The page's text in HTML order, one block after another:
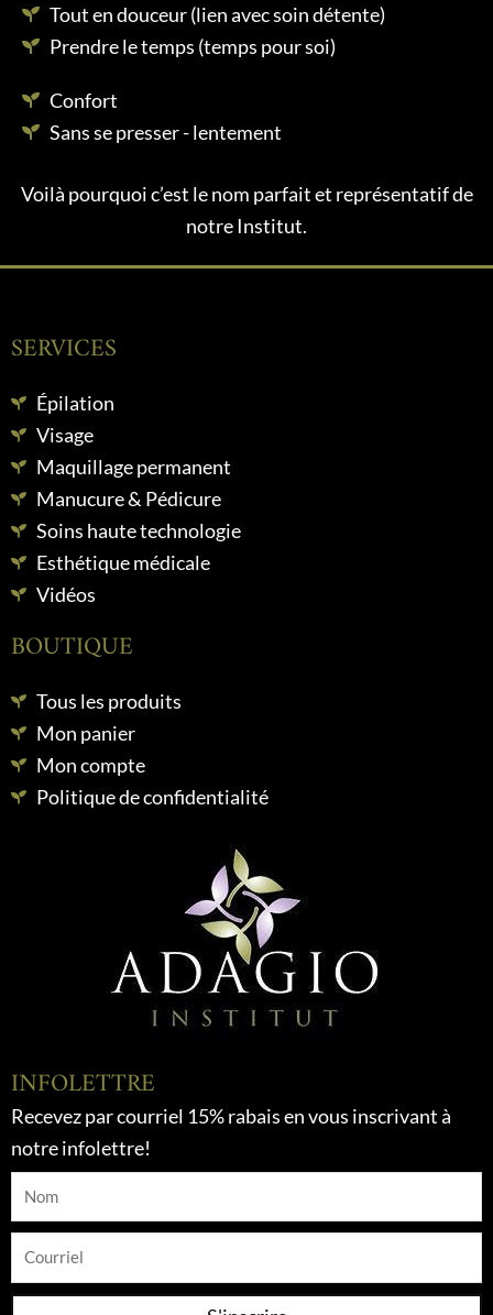
Tout en douceur (lien avec soin détente)
Prendre le temps (temps pour soi)
Confort
Sans se presser - lentement
Voilà pourquoi c’est le nom parfait et représentatif de
notre Institut.
SERVICES
Épilation
Visage
Maquillage permanent
Manucure & Pédicure
Soins haute technologie
Esthétique médicale
Vidéos
BOUTIQUE
Tous les produits
Mon panier
Mon compte
Politique de confidentialité
INFOLETTRE
Recevez par courriel 15% rabais en vous inscrivant à
notre infolettre!
Nom
Courriel